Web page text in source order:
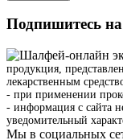
Подпишитесь
продукция,
лекарственным
- при применении
- информация с сайта
уведомительный
Мы в социальных